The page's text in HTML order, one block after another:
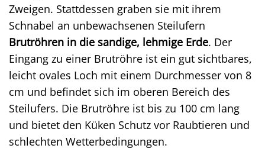
Zweigen. Stattdessen graben sie mit ihrem
Schnabel an unbewachsenen Steilufern
Brutröhren in die sandige, lehmige Erde. Der
Eingang zu einer Brutröhre ist ein gut sichtbares,
leicht ovales Loch mit einem Durchmesser von 8
cm und befindet sich im oberen Bereich des
Steilufers. Die Brutröhre ist bis zu 100 cm lang
und bietet den Küken Schutz vor Raubtieren und
schlechten Wetterbedingungen.